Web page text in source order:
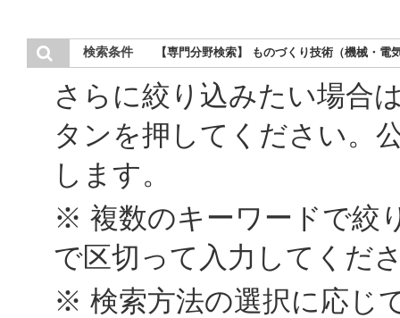
検索条件 【専門分野検索】 ものづくり技術（機械・
さらに絞り込みたい場合
タンを押してください。
します。
※ 複数のキーワードで絞
で区切って入力してくだ
※ 検索方法の選択に応じ